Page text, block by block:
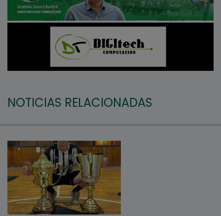
NOTICIAS RELACIONADAS